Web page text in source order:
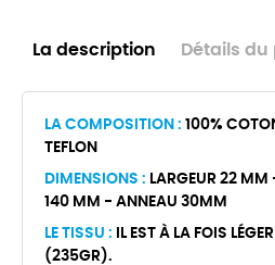
La description Détails
LA COMPOSITION : 100%
TEFLON
DIMENSIONS : LARGEUR 22 MM
140 MM - ANNEAU 30MM
LE TISSU : IL EST À LA FOIS
(235GR).